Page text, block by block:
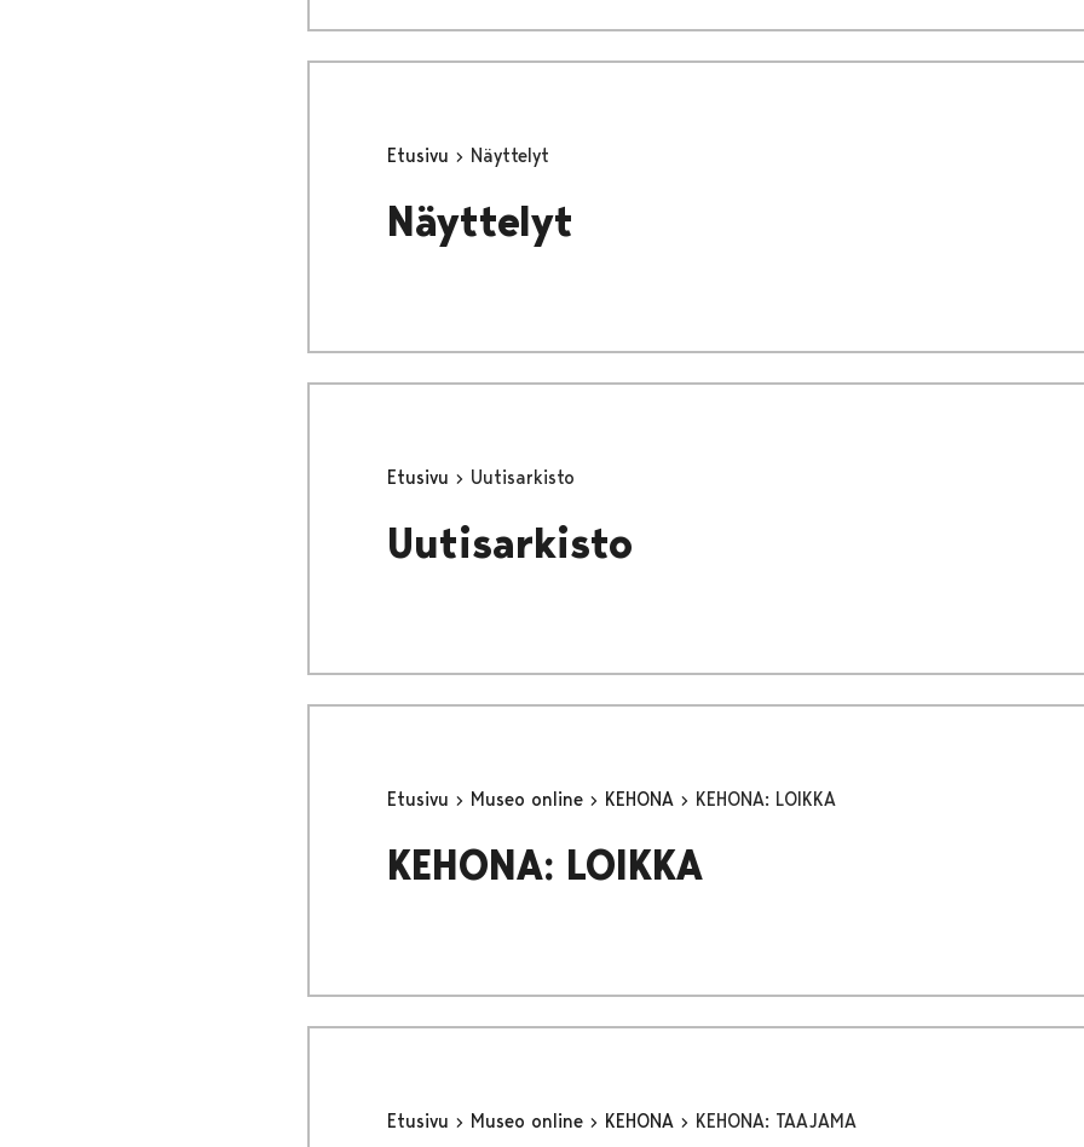
Etusivu Näyttelyt
Näyttelyt
Etusivu Uutisarkisto
Uutisarkisto
Etusivu Museo online KEHONA KEHONA: LOIKKA
KEHONA: LOIKKA
Etusivu Museo online KEHONA KEHONA: TAAJAMA